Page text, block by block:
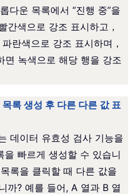
다운 목록에서 “진행 중”을
간색으로 강조 표시하고，
란색으로 강조 표시하며，
면 녹색으로 해당 행을 강조
록 생성 후 다른 다른 값 표
데이터 유효성 검사 기능을
을 빠르게 생성할 수 있습니
록을 클릭할 때 다른 값을
까? 예를 들어, A 열과 B 열